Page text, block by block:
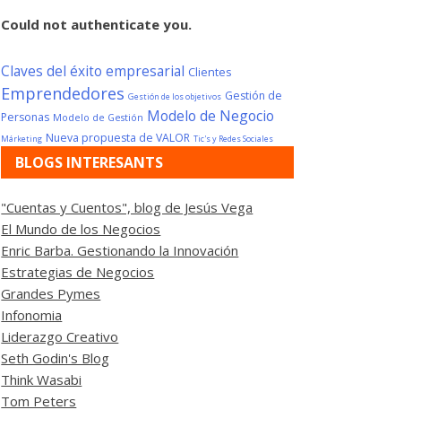
Could not authenticate you.
Claves del éxito empresarial Clientes
Emprendedores Gestión de los objetivos Gestión de
Personas Modelo de Gestión Modelo de Negocio
Márketing Nueva propuesta de VALOR Tic's y Redes Sociales
BLOGS INTERESANTS
"Cuentas y Cuentos", blog de Jesús Vega
El Mundo de los Negocios
Enric Barba. Gestionando la Innovación
Estrategias de Negocios
Grandes Pymes
Infonomia
Liderazgo Creativo
Seth Godin's Blog
Think Wasabi
Tom Peters